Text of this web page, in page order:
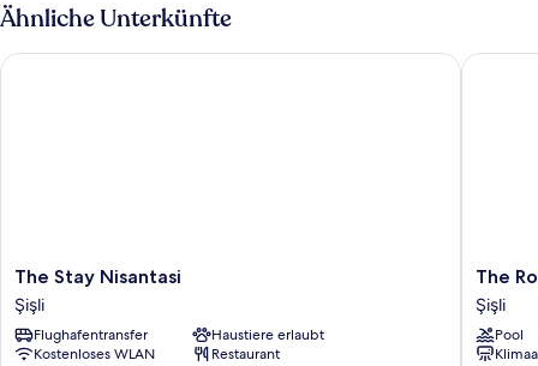
Ähnliche Unterkünfte
The
Stay
Nisantasi
Şişli
The Stay Nisantasi
Şişli
Flughafentransfer
Haustiere erlaubt
Kostenloses WLAN
Restaurant
The Stay Nisantasi
The
Rooms
Şişli
The
Şişli
Pool
The